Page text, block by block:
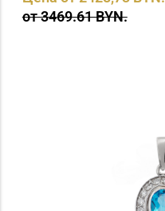
от 3469.61 BYN.